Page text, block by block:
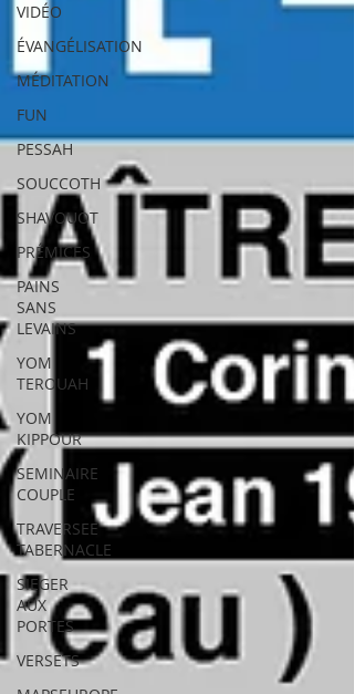
VIDÉO
ÉVANGÉLISATION
MÉDITATION
FUN
PESSAH
SOUCCOTH
SHAVOUOT
PRÉMICES
PAINS
SANS
LEVAINS
YOM
TEROUAH
YOM
KIPPOUR
SEMINAIRE
COUPLE
TRAVERSEE
TABERNACLE
SIEGER
AUX
PORTES
VERSETS